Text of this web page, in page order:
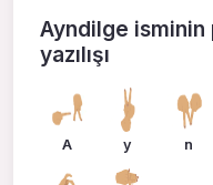
Ayndilge
yazılışı
A y n